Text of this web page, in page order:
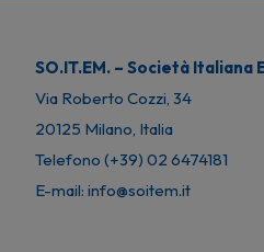
SO.IT.EM. – Società Italiana
Via Roberto Cozzi, 34
20125 Milano, Italia
Telefono (+39) 02 6474181
E-mail: info@soitem.it